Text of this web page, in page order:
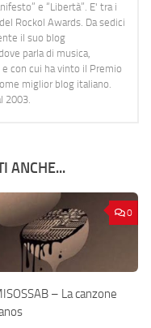
e “Libertà”. E' tra i
Rockol Awards. Da sedici
il suo blog
parla di musica,
con cui ha vinto il Premio
miglior blog italiano.
2003.
ANCHE...
0
– La canzone